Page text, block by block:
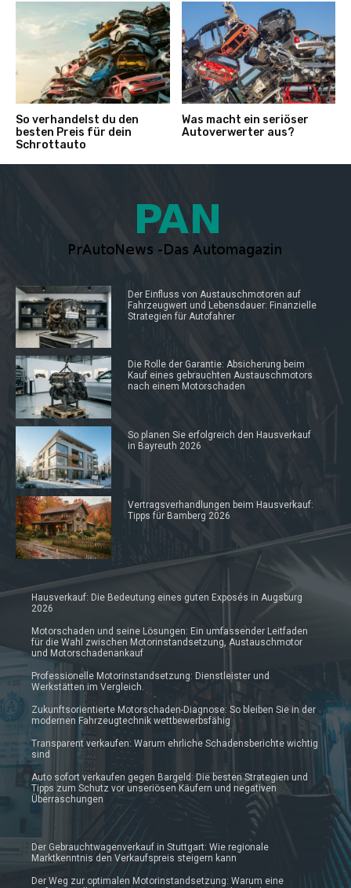
So verhandelst du den
besten Preis für dein
Schrottauto
Was macht ein seriöser
Autoverwerter aus?
Der Einfluss von Austauschmotoren auf
Fahrzeugwert und Lebensdauer: Finanzielle
Strategien für Autofahrer
Die Rolle der Garantie: Absicherung beim
Kauf eines gebrauchten Austauschmotors
nach einem Motorschaden
So planen Sie erfolgreich den Hausverkauf
in Bayreuth 2026
Vertragsverhandlungen beim Hausverkauf:
Tipps für Bamberg 2026
Hausverkauf: Die Bedeutung eines guten Exposés in Augsburg
2026
Motorschaden und seine Lösungen: Ein umfassender Leitfaden
für die Wahl zwischen Motorinstandsetzung, Austauschmotor
und Motorschadenankauf
Professionelle Motorinstandsetzung: Dienstleister und
Werkstätten im Vergleich.
Zukunftsorientierte Motorschaden-Diagnose: So bleiben Sie in der
modernen Fahrzeugtechnik wettbewerbsfähig
Transparent verkaufen: Warum ehrliche Schadensberichte wichtig
sind
Auto sofort verkaufen gegen Bargeld: Die besten Strategien und
Tipps zum Schutz vor unseriösen Käufern und negativen
Überraschungen
Der Gebrauchtwagenverkauf in Stuttgart: Wie regionale
Marktkenntnis den Verkaufspreis steigern kann
Der Weg zur optimalen Motorinstandsetzung: Warum eine